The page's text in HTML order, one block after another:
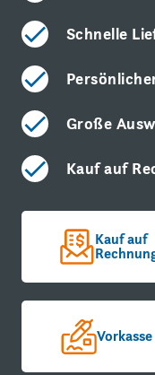
Schnelle
Große
Kauf auf
Kauf auf
Vorkasse